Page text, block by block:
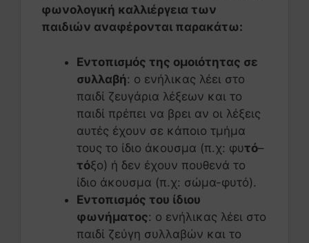
φωνολογική καλλιέργεια των
παιδιών αναφέρονται παρακάτω:
Εντοπισμός της ομοιότητας σε
συλλαβή: ο ενήλικας λέει στο
παιδί ζευγάρια λέξεων και το
παιδί πρέπει να βρει αν οι λέξεις
αυτές έχουν σε κάποιο τμήμα
τους το ίδιο άκουσμα (π.χ: φυτό–
τόξο) ή δεν έχουν πουθενά το
ίδιο άκουσμα (π.χ: σώμα-φυτό).
Εντοπισμός του ίδιου
φωνήματος: ο ενήλικας λέει στο
παιδί ζεύγη συλλαβών και το